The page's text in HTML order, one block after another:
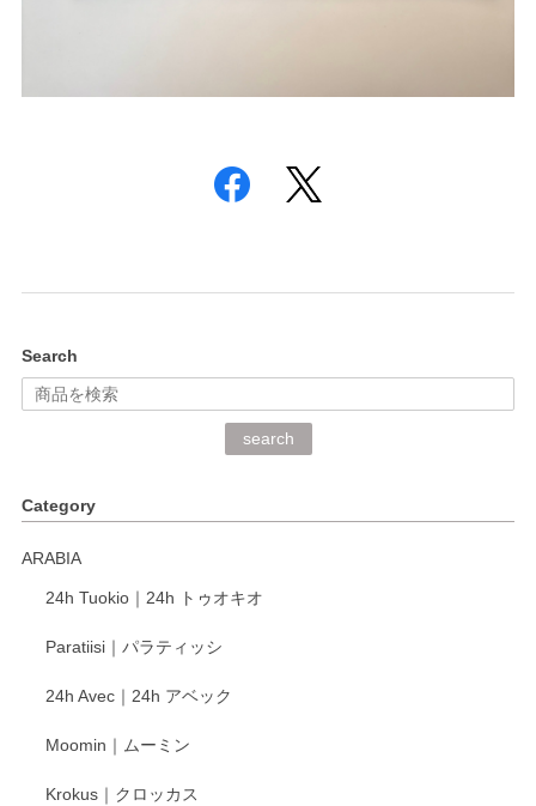
Search
search
Category
ARABIA
24h Tuokio｜24h トゥオキオ
Paratiisi｜パラティッシ
24h Avec｜24h アベック
Moomin｜ムーミン
Krokus｜クロッカス